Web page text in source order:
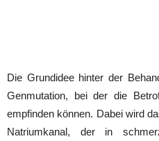
Die Grundidee hinter der
Genmutation, bei der die
empfinden können. Dabei wird
Natriumkanal, der in